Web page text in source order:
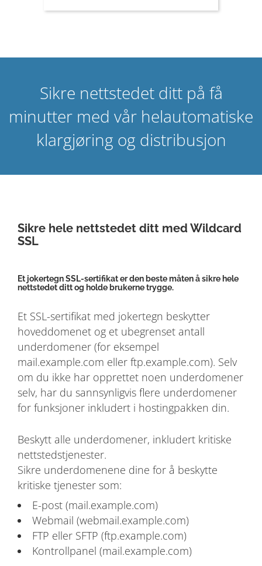
Sikre nettstedet ditt på få
minutter med vår helautomatiske
klargjøring og distribusjon
Sikre hele nettstedet ditt med Wildcard
SSL
Et jokertegn SSL-sertifikat er den beste måten å sikre hele
nettstedet ditt og holde brukerne trygge.
Et SSL-sertifikat med jokertegn beskytter
hoveddomenet og et ubegrenset antall
underdomener (for eksempel
mail.example.com eller ftp.example.com). Selv
om du ikke har opprettet noen underdomener
selv, har du sannsynligvis flere underdomener
for funksjoner inkludert i hostingpakken din.
Beskytt alle underdomener, inkludert kritiske
nettstedstjenester.
Sikre underdomenene dine for å beskytte
kritiske tjenester som:
E-post (mail.example.com)
Webmail (webmail.example.com)
FTP eller SFTP (ftp.example.com)
Kontrollpanel (mail.example.com)